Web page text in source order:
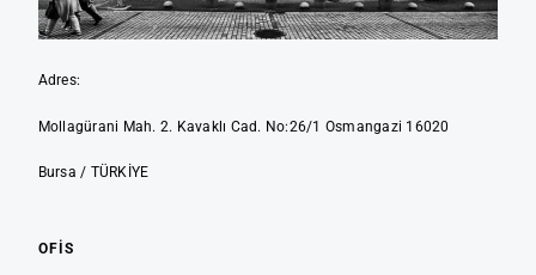
Adres:
Mollagürani Mah. 2. Kavaklı Cad. No:26/1 Osmangazi 16020
Bursa / TÜRKİYE
OFIS